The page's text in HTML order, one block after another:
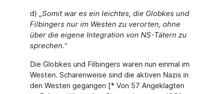
d) „Somit war es ein leichtes, die Globkes und
Filbingers nur im Westen zu verorten, ohne
über die eigene Integration von NS-Tätern zu
sprechen.“
Die Globkes und Filbingers waren nun einmal im
Westen. Scharenweise sind die aktiven Nazis in
den Westen gegangen [* Von 57 Angeklagten